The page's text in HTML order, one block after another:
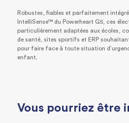
Robustes, fiables et parfaitement
IntelliSense™ du Powerheart G5, ces
particulièrement adaptées aux écoles,
de santé, sites sportifs et ERP
pour faire face à toute situation
enfant.
Vous pourriez être